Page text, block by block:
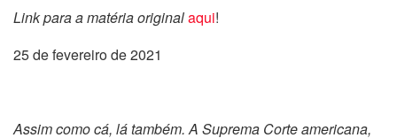
Link para a matéria originalaqui!
25 de fevereiro de 2021
Assim como cá, lá também. A Suprema Corte americana,